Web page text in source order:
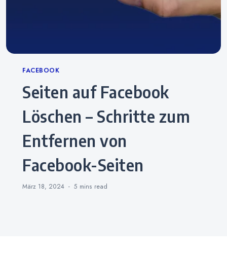
Categories
FACEBOOK
Seiten auf Facebook
Löschen – Schritte zum
Entfernen von
Facebook-Seiten
März 18, 2024 5 mins read